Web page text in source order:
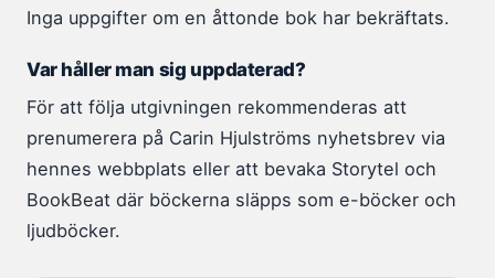
Inga uppgifter om en åttonde bok har bekräftats.
Var håller man sig uppdaterad?
För att följa utgivningen rekommenderas att
prenumerera på Carin Hjulströms nyhetsbrev via
hennes webbplats eller att bevaka Storytel och
BookBeat där böckerna släpps som e-böcker och
ljudböcker.